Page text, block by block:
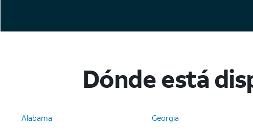
Dónde está
Alabama
Georgia